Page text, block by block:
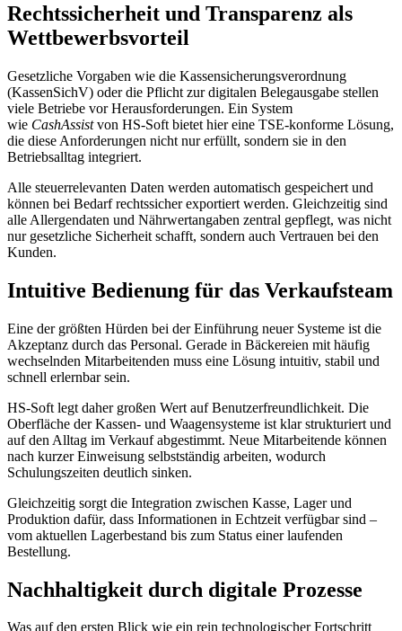
Rechtssicherheit und Transparenz als
Wettbewerbsvorteil
Gesetzliche Vorgaben wie die Kassensicherungsverordnung
(KassenSichV) oder die Pflicht zur digitalen Belegausgabe stellen
viele Betriebe vor Herausforderungen. Ein System
wie CashAssistvon HS-Soft bietet hier eine TSE-konforme Lösung,
die diese Anforderungen nicht nur erfüllt, sondern sie in den
Betriebsalltag integriert.
Alle steuerrelevanten Daten werden automatisch gespeichert und
können bei Bedarf rechtssicher exportiert werden. Gleichzeitig sind
alle Allergendaten und Nährwertangaben zentral gepflegt, was nicht
nur gesetzliche Sicherheit schafft, sondern auch Vertrauen bei den
Kunden.
Intuitive Bedienung für das Verkaufsteam
Eine der größten Hürden bei der Einführung neuer Systeme ist die
Akzeptanz durch das Personal. Gerade in Bäckereien mit häufig
wechselnden Mitarbeitenden muss eine Lösung intuitiv, stabil und
schnell erlernbar sein.
HS-Soft legt daher großen Wert auf Benutzerfreundlichkeit. Die
Oberfläche der Kassen- und Waagensysteme ist klar strukturiert und
auf den Alltag im Verkauf abgestimmt. Neue Mitarbeitende können
nach kurzer Einweisung selbstständig arbeiten, wodurch
Schulungszeiten deutlich sinken.
Gleichzeitig sorgt die Integration zwischen Kasse, Lager und
Produktion dafür, dass Informationen in Echtzeit verfügbar sind –
vom aktuellen Lagerbestand bis zum Status einer laufenden
Bestellung.
Nachhaltigkeit durch digitale Prozesse
Was auf den ersten Blick wie ein rein technologischer Fortschritt